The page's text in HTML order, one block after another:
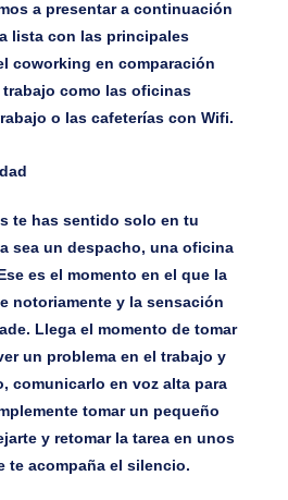
a presentar a continuación
lista con las principales
coworking en comparación
como las oficinas
o las cafeterías con Wifi.
te has sentido solo en tu
sea un despacho, una oficina
es el momento en el que la
notoriamente y la sensación
Llega el momento de tomar
un problema en el trabajo y
comunicarlo en voz alta para
tomar un pequeño
y retomar la tarea en unos
te acompaña el silencio.